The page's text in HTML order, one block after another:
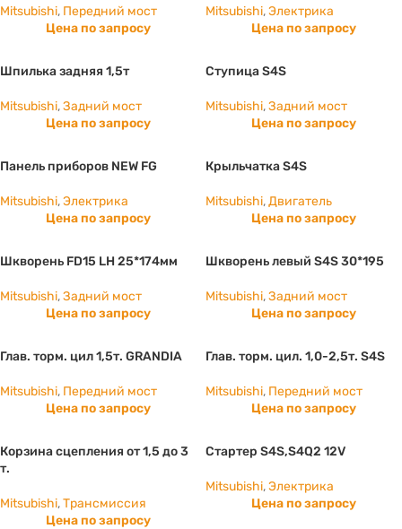
Mitsubishi, Передний мост
Цена по запросу
Mitsubishi,Электрика
Цена по запросу
Шпилька задняя 1,5т
Mitsubishi,Задний мост
Цена по запросу
Ступица S4S
Mitsubishi,Задний мост
Цена по запросу
Панель приборов NEW FG
Mitsubishi,Электрика
Цена по запросу
Крыльчатка S4S
Mitsubishi,Двигатель
Цена по запросу
Шкворень FD15 LH 25*174мм
Mitsubishi,Задний мост
Цена по запросу
Шкворень левый S4S 30*195
Mitsubishi,Задний мост
Цена по запросу
Глав. торм. цил 1,5т. GRANDIA
Mitsubishi, Передний мост
Цена по запросу
Глав. торм. цил. 1,0-2,5т. S4S
Mitsubishi, Передний мост
Цена по запросу
Корзина сцепления от 1,5 до 3
т.
Mitsubishi,Трансмиссия
Цена по запросу
Стартер S4S,S4Q2 12V
Mitsubishi,Электрика
Цена по запросу